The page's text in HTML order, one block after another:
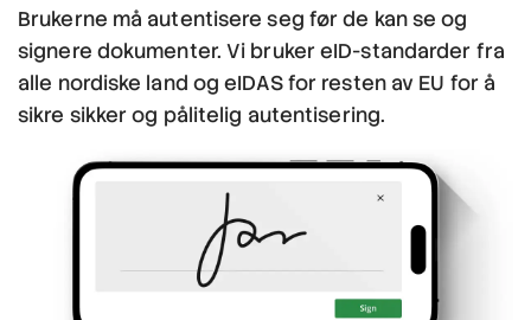
Brukerne må autentisere seg før de kan se og
signere dokumenter. Vi bruker eID-standarder fra
alle nordiske land og eIDAS for resten av EU for å
sikre sikker og pålitelig autentisering.